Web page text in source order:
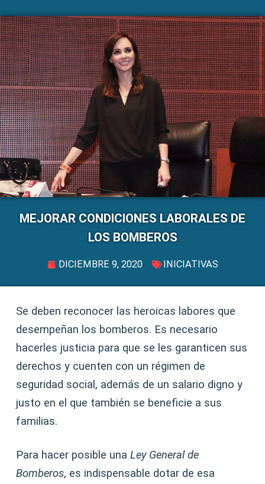
MEJORAR CONDICIONES LABORALES DE
LOS BOMBEROS
DICIEMBRE 9, 2020 INICIATIVAS
Se deben reconocer las heroicas labores que
desempeñan los bomberos. Es necesario
hacerles justicia para que se les garanticen sus
derechos y cuenten con un régimen de
seguridad social, además de un salario digno y
justo en el que también se beneficie a sus
familias.
Para hacer posible unaLey General de
Bomberos, es indispensable dotar de esa